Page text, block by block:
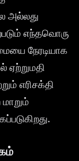
அல்லது
எந்தவொரு
நேரடியாக
ஏற்றுமதி
எரிசக்தி